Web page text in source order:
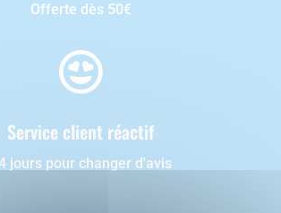
Offerte dès 50€

Service client réactif
jours pour changer d'avis